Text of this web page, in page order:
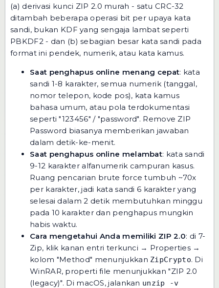
(a) derivasi kunci ZIP 2.0 murah - satu CRC-32
ditambah beberapa operasi bit per upaya kata
sandi, bukan KDF yang sengaja lambat seperti
PBKDF2 - dan (b) sebagian besar kata sandi pada
format ini pendek, numerik, atau kata kamus.
Saat penghapus online menang cepat: kata
sandi 1-8 karakter, semua numerik (tanggal,
nomor telepon, kode pos), kata kamus
bahasa umum, atau pola terdokumentasi
seperti "123456" / "password". Remove ZIP
Password biasanya memberikan jawaban
dalam detik-ke-menit.
Saat penghapus online melambat: kata sandi
9-12 karakter alfanumerik campuran kasus.
Ruang pencarian brute force tumbuh ~70x
per karakter, jadi kata sandi 6 karakter yang
selesai dalam 2 detik membutuhkan minggu
pada 10 karakter dan penghapus mungkin
habis waktu.
Cara mengetahui Anda memiliki ZIP 2.0: di 7-
Zip, klik kanan entri terkunci → Properties →
kolom "Method" menunjukkan ZipCrypto. Di
WinRAR, properti file menunjukkan "ZIP 2.0
(legacy)". Di macOS, jalankan unzip -v